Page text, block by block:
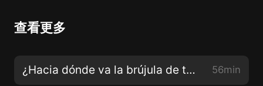
查看更多
¿Hacia dónde va la brújula de tu vida? con Alba Cortés 56min